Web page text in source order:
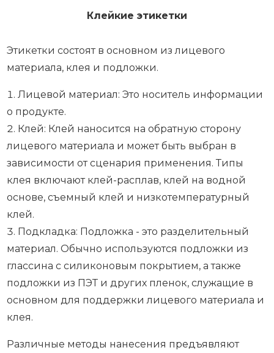
Клейкие этикетки
Этикетки состоят в основном из лицевого
материала, клея и подложки.
Лицевой материал: Это носитель информации
о продукте.
Клей: Клей наносится на обратную сторону
лицевого материала и может быть выбран в
зависимости от сценария применения. Типы
клея включают клей-расплав, клей на водной
основе, съемный клей и низкотемпературный
клей.
Подкладка: Подложка - это разделительный
материал. Обычно используются подложки из
глассина с силиконовым покрытием, а также
подложки из ПЭТ и других пленок, служащие в
основном для поддержки лицевого материала и
клея.
Различные методы нанесения предъявляют